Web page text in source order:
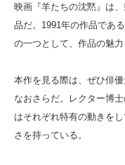
映画『羊たちの沈黙』は
品だ。1991年の作品であ
の一つとして、作品の魅
本作を見る際は、ぜひ俳
なおさらだ。レクター博
はそれぞれ特有の動きを
さを持っている。